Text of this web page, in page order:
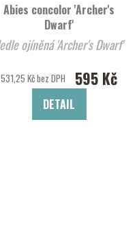
Abies concolor 'Archer's
Dwarf'
Jedle ojíněná 'Archer's Dwarf'
531,25 Kč bez DPH 595 Kč
DETAIL